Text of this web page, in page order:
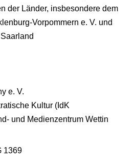
der Länder, insbesondere dem
Vorpommern e. V. und
e. V.
Kultur (IdK
und Medienzentrum Wettin